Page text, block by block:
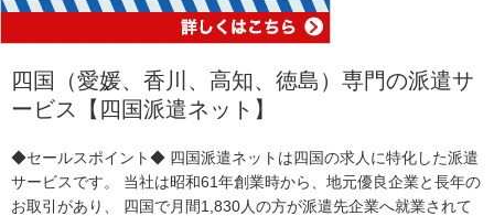
四国（愛媛、香川、高知、徳島）専門の派遣サ
ービス【四国派遣ネット】
◆セールスポイント◆ 四国派遣ネットは四国の求人に特化した派遣
サービスです。 当社は昭和61年創業時から、地元優良企業と長年の
お取引があり、 四国で月間1,830人の方が派遣先企業へ就業されて